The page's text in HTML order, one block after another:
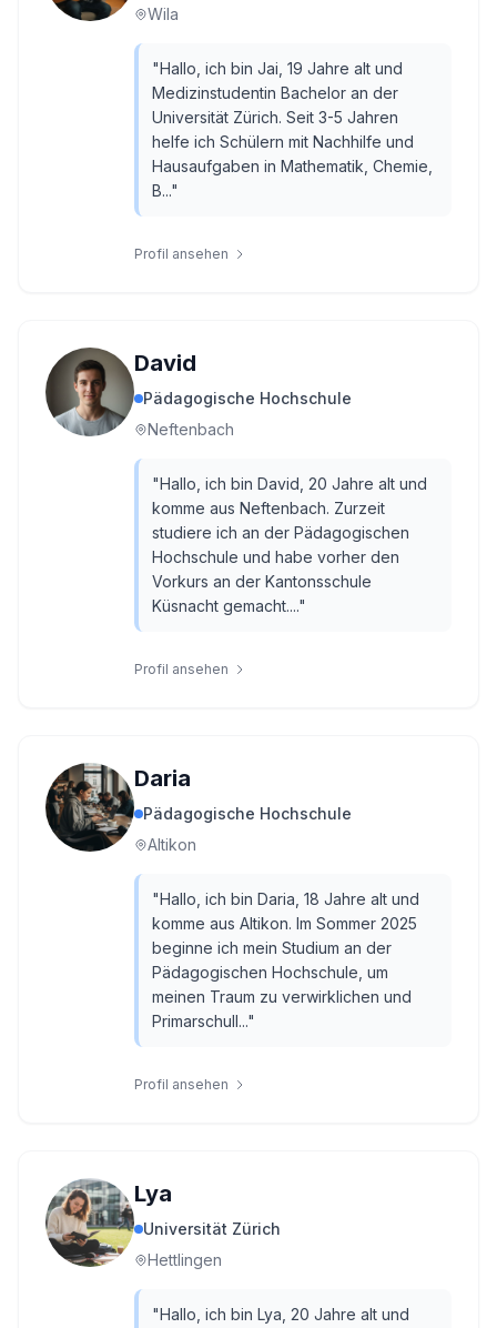
Wila
"Hallo, ich bin Jai, 19 Jahre alt und
Medizinstudentin Bachelor an der
Universität Zürich. Seit 3-5 Jahren
helfe ich Schülern mit Nachhilfe und
Hausaufgaben in Mathematik, Chemie,
B..."
Profil ansehen
David
Pädagogische Hochschule
Neftenbach
"Hallo, ich bin David, 20 Jahre alt und
komme aus Neftenbach. Zurzeit
studiere ich an der Pädagogischen
Hochschule und habe vorher den
Vorkurs an der Kantonsschule
Küsnacht gemacht...."
Profil ansehen
Daria
Pädagogische Hochschule
Altikon
"Hallo, ich bin Daria, 18 Jahre alt und
komme aus Altikon. Im Sommer 2025
beginne ich mein Studium an der
Pädagogischen Hochschule, um
meinen Traum zu verwirklichen und
Primarschull..."
Profil ansehen
Lya
Universität Zürich
Hettlingen
"Hallo, ich bin Lya, 20 Jahre alt und